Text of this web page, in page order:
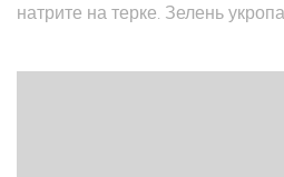
натрите на терке. Зелень укропа